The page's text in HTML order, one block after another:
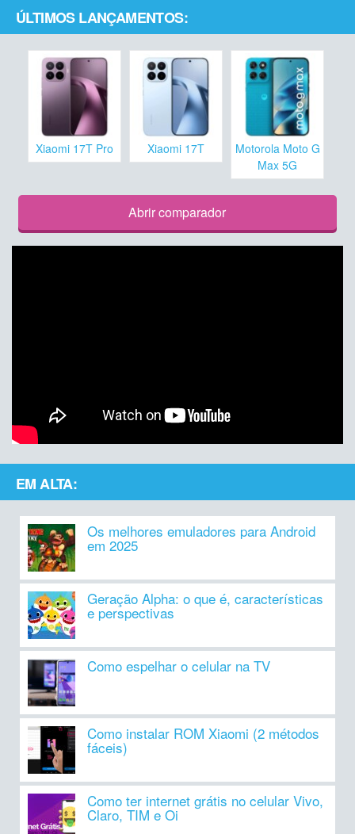
ÚLTIMOS LANÇAMENTOS:
Xiaomi 17T Pro Xiaomi 17T
Motorola Moto G
Max 5G
Abrir comparador
EM ALTA:
Os melhores emuladores para Android
em 2025
Geração Alpha: o que é, características
e perspectivas
Como espelhar o celular na TV
Como instalar ROM Xiaomi (2 métodos
fáceis)
Como ter internet grátis no celular Vivo,
Claro, TIM e Oi